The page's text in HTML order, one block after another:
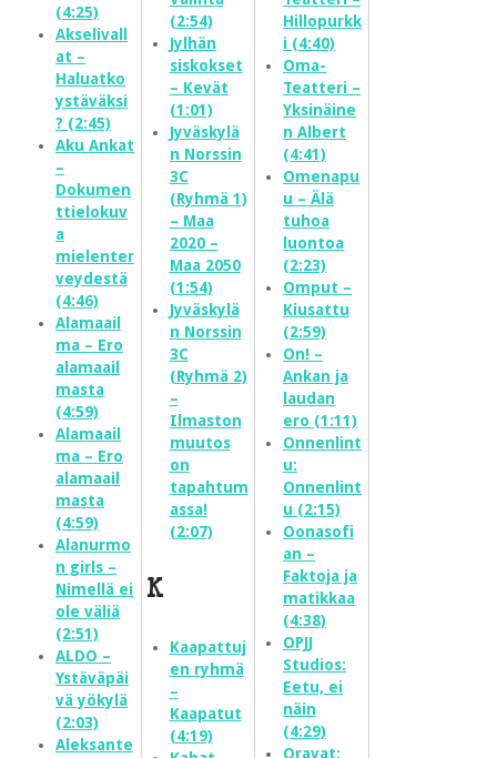
(4:25)
Akselivall
at –
Haluatko
ystäväksi
? (2:45)
Aku Ankat
–
Dokumen
ttielokuv
a
mielenter
veydestä
(4:46)
Alamaail
ma – Ero
alamaail
masta
(4:59)
Alamaail
ma – Ero
alamaail
masta
(4:59)
Alanurmo
n girls –
Nimellä ei
ole väliä
(2:51)
ALDO –
Ystäväpäi
vä yökylä
(2:03)
Aleksante
(2:54)
Jylhän
siskokset
– Kevät
(1:01)
Jyväskylä
n Norssin
3C
(Ryhmä 1)
– Maa
2020 –
Maa 2050
(1:54)
Jyväskylä
n Norssin
3C
(Ryhmä 2)
–
Ilmaston
muutos
on
tapahtum
assa!
(2:07)
K
Kaapattuj
en ryhmä
–
Kaapatut
(4:19)
Hillopurkk
i (4:40)
Oma-
Teatteri –
Yksinäine
n Albert
(4:41)
Omenapu
u – Älä
tuhoa
luontoa
(2:23)
Omput –
Kiusattu
(2:59)
On! –
Ankan ja
laudan
ero (1:11)
Onnenlint
u:
Onnenlint
u (2:15)
Oonasofi
an –
Faktoja ja
matikkaa
(4:38)
OPJJ
Studios:
Eetu, ei
näin
(4:29)
Oravat: